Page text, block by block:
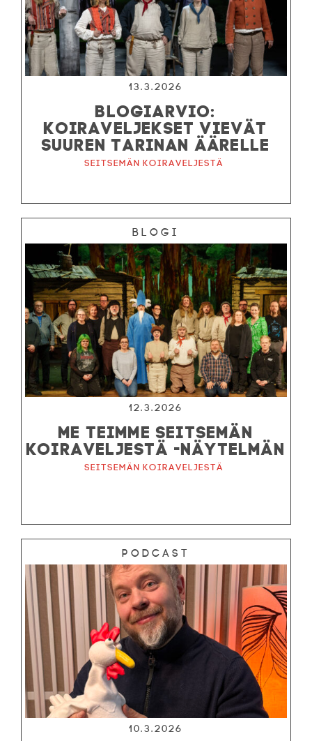
13.3.2026
BLOGIARVIO:
KOIRAVELJEKSET VIEVÄT
SUUREN TARINAN ÄÄRELLE
Seitsemän koiraveljestä
Blogi
12.3.2026
ME TEIMME SEITSEMÄN
KOIRAVELJESTÄ -NÄYTELMÄN
Seitsemän koiraveljestä
Podcast
10.3.2026